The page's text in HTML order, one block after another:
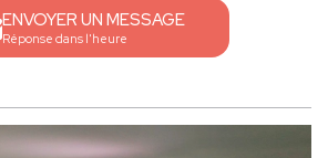
ENVOYER UN MESSAGE
Réponse dans l'heure